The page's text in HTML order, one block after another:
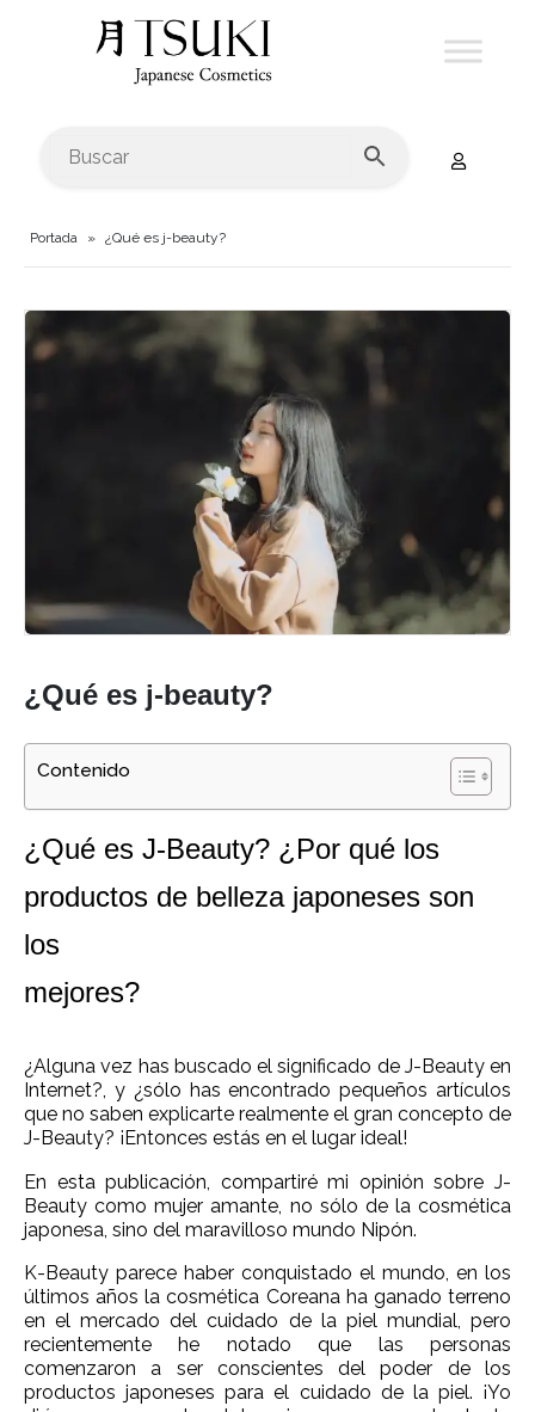
Portada » ¿Qué es j-beauty?
¿Qué es j-beauty?
Contenido
¿Qué es J-Beauty? ¿Por qué los
productos de belleza japoneses son
los
mejores?
¿Alguna vez has buscado el significado de J-Beauty en
Internet?, y ¿sólo has encontrado pequeños artículos
que no saben explicarte realmente el gran concepto de
J-Beauty? ¡Entonces estás en el lugar ideal!
En esta publicación, compartiré mi opinión sobre J-
Beauty como mujer amante, no sólo de la cosmética
japonesa, sino del maravilloso mundo Nipón.
K-Beauty parece haber conquistado el mundo, en los
últimos años la cosmética Coreana ha ganado terreno
en el mercado del cuidado de la piel mundial, pero
recientemente he notado que las personas
comenzaron a ser conscientes del poder de los
productos japoneses para el cuidado de la piel. ¡Yo